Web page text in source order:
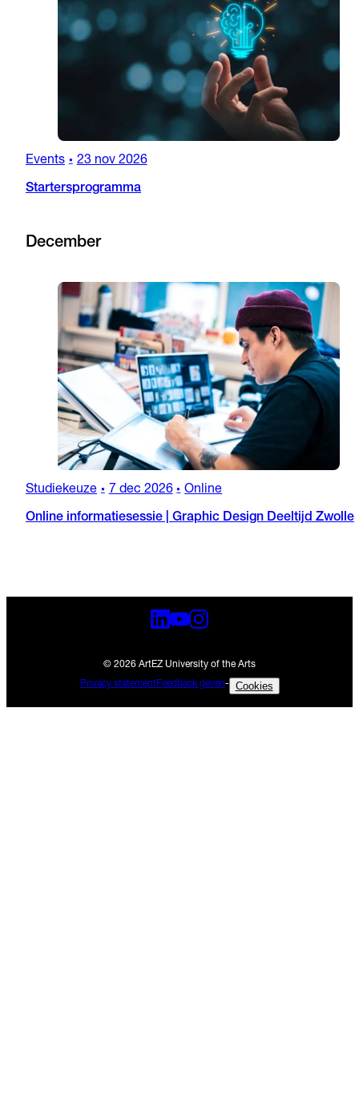
Events • 23 nov 2026
Startersprogramma
December
Studiekeuze • 7 dec 2026 • Online
Online informatiesessie | Graphic Design Deeltijd Zwolle
© 2026 ArtEZ University of the Arts
Privacy statementFeedback geven- Cookies